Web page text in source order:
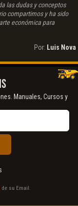
las dudas y conceptos
compartimos y ha sido
económica para
Por: Luis Nova
Manuales, Cursos y
de su Email.